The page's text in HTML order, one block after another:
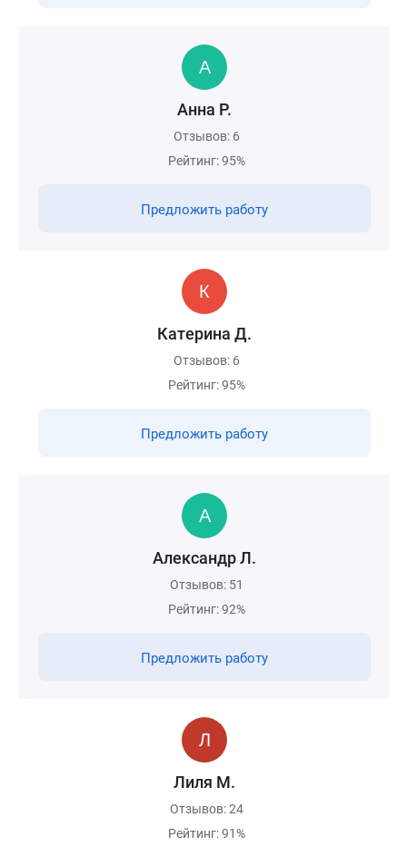
Анна Р.
Отзывов: 6
Рейтинг: 95%
Предложить работу
Катерина Д.
Отзывов: 6
Рейтинг: 95%
Предложить работу
Александр Л.
Отзывов: 51
Рейтинг: 92%
Предложить работу
Лиля М.
Отзывов: 24
Рейтинг: 91%